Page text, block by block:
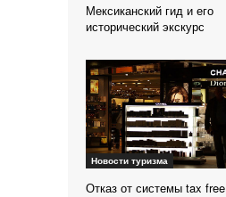
Мексиканский гид и его
исторический экскурс
Новости туризма
Отказ от системы tax free